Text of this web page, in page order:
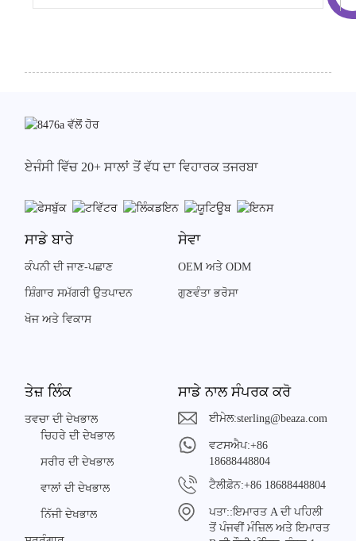
ਏਜੰਸੀ ਵਿੱਚ 20+ ਸਾਲਾਂ ਤੋਂ ਵੱਧ ਦਾ ਵਿਹਾਰਕ ਤਜਰਬਾ
ਸਾਡੇ ਬਾਰੇ
ਕੰਪਨੀ ਦੀ ਜਾਣ-ਪਛਾਣ
ਸ਼ਿੰਗਾਰ ਸਮੱਗਰੀ ਉਤਪਾਦਨ
ਖੋਜ ਅਤੇ ਵਿਕਾਸ
ਸੇਵਾ
OEM ਅਤੇ ODM
ਗੁਣਵੰਤਾ ਭਰੋਸਾ
ਤੇਜ਼ ਲਿੰਕ
ਤਵਚਾ ਦੀ ਦੇਖਭਾਲ
ਚਿਹਰੇ ਦੀ ਦੇਖਭਾਲ
ਸਰੀਰ ਦੀ ਦੇਖਭਾਲ
ਵਾਲਾਂ ਦੀ ਦੇਖਭਾਲ
ਨਿੱਜੀ ਦੇਖਭਾਲ
ਸਾਡੇ ਨਾਲ ਸੰਪਰਕ ਕਰੋ
ਈਮੇਲ:sterling@beaza.com
ਵਟਸਐਪ:+86
18688448804
ਟੈਲੀਫ਼ੋਨ:+86 18688448804
ਪਤਾ::ਇਮਾਰਤ A ਦੀ ਪਹਿਲੀ
ਤੋਂ ਪੰਜਵੀਂ ਮੰਜ਼ਿਲ ਅਤੇ ਇਮਾਰਤ